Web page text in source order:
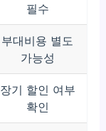
필수
부대비용 별도
가능성
장기 할인 여부
확인